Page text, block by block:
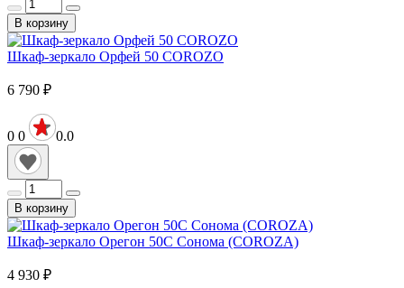
В корзину
Шкаф-зеркало Орфей 50 COROZO
6 790 ₽
0 0 0.0
В корзину
Шкаф-зеркало Орегон 50С Сонома (COROZA)
4 930 ₽